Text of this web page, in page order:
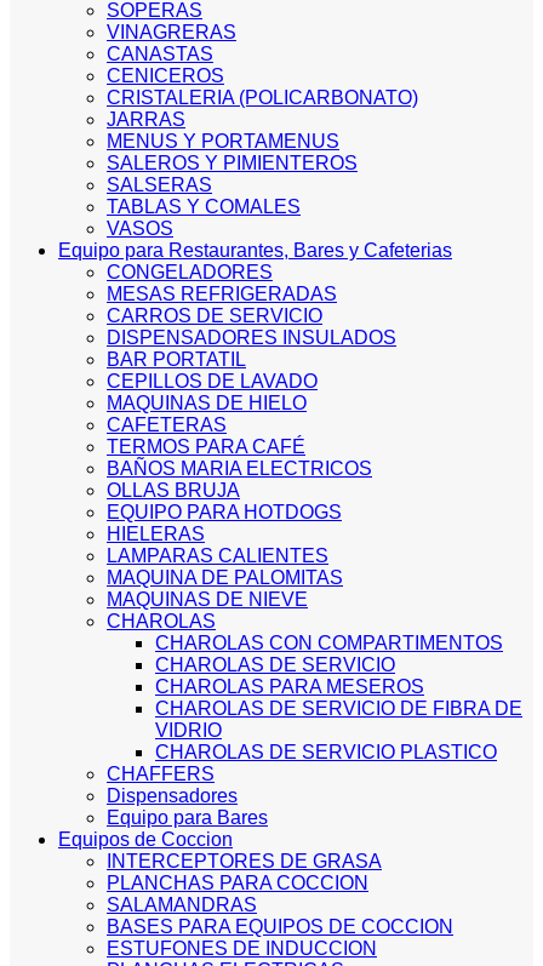
SOPERAS
VINAGRERAS
CANASTAS
CENICEROS
CRISTALERIA (POLICARBONATO)
JARRAS
MENUS Y PORTAMENUS
SALEROS Y PIMIENTEROS
SALSERAS
TABLAS Y COMALES
VASOS
Equipo para Restaurantes, Bares y Cafeterias
CONGELADORES
MESAS REFRIGERADAS
CARROS DE SERVICIO
DISPENSADORES INSULADOS
BAR PORTATIL
CEPILLOS DE LAVADO
MAQUINAS DE HIELO
CAFETERAS
TERMOS PARA CAFÉ
BAÑOS MARIA ELECTRICOS
OLLAS BRUJA
EQUIPO PARA HOTDOGS
HIELERAS
LAMPARAS CALIENTES
MAQUINA DE PALOMITAS
MAQUINAS DE NIEVE
CHAROLAS
CHAROLAS CON COMPARTIMENTOS
CHAROLAS DE SERVICIO
CHAROLAS PARA MESEROS
CHAROLAS DE SERVICIO DE FIBRA DE
VIDRIO
CHAROLAS DE SERVICIO PLASTICO
CHAFFERS
Dispensadores
Equipo para Bares
Equipos de Coccion
INTERCEPTORES DE GRASA
PLANCHAS PARA COCCION
SALAMANDRAS
BASES PARA EQUIPOS DE COCCION
ESTUFONES DE INDUCCION